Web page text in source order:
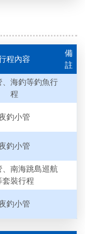
程內容
備
註
、海釣等釣魚行
程
釣小管
釣小管
、南海跳島巡航
套裝行程
釣小管